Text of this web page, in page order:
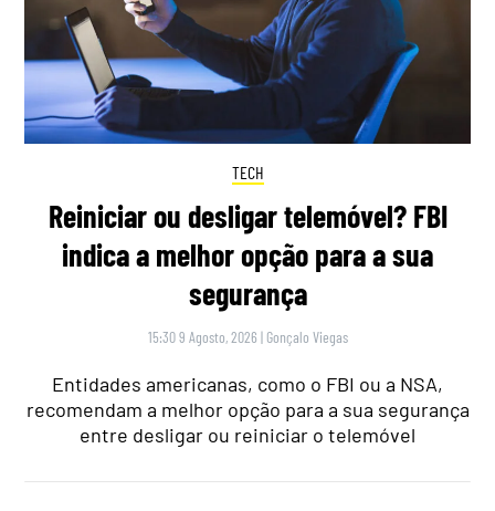
TECH
Reiniciar ou desligar telemóvel? FBI
indica a melhor opção para a sua
segurança
15:30 9 Agosto, 2026 | Gonçalo Viegas
Entidades americanas, como o FBI ou a NSA,
recomendam a melhor opção para a sua segurança
entre desligar ou reiniciar o telemóvel